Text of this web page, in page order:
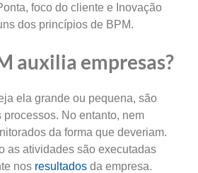
foco do cliente e Inovação
dos princípios de BPM.
auxilia empresas?
ela grande ou pequena, são
No entanto, nem
da forma que deveriam.
as atividades são executadas
nos resultados da empresa.